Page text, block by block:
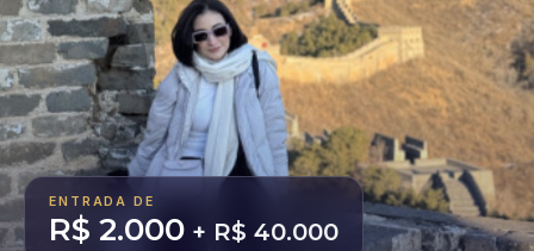
ENTRADA DE
R$ 2.000 + R$ 40.000